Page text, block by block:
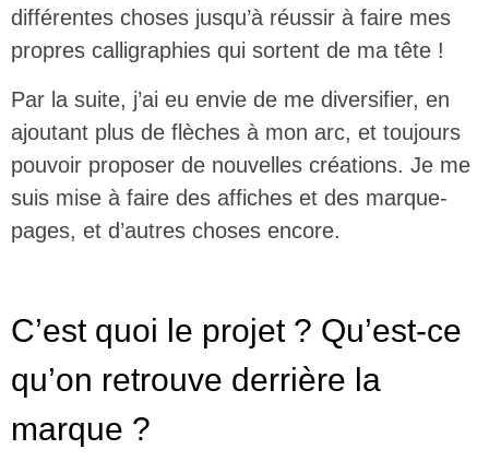
différentes choses jusqu’à réussir à faire mes
propres calligraphies qui sortent de ma tête !
Par la suite, j’ai eu envie de me diversifier, en
ajoutant plus de flèches à mon arc, et toujours
pouvoir proposer de nouvelles créations. Je me
suis mise à faire des affiches et des marque-
pages, et d’autres choses encore.
C’est quoi le projet ? Qu’est-ce
qu’on retrouve derrière la
marque ?